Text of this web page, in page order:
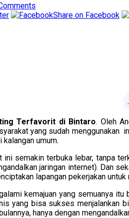
Share on Facebook
Terfavorit di Bintaro. Oleh
yang sudah menggunakan
umum.
ini semakin terbuka lebar, tanpa
jaringan internet). Dan
lapangan pekerjakan
kemajuan yang semuanya
yang bisa sukses menjalankan
hanya dengan